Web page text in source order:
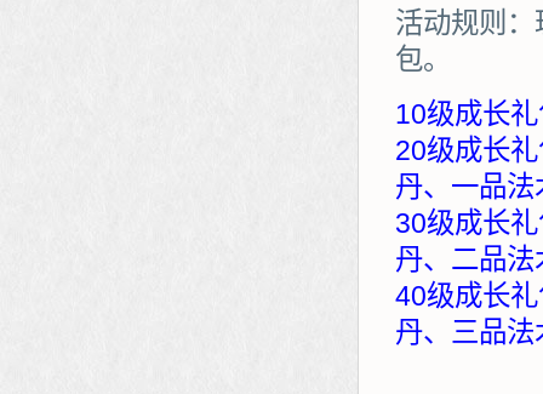
活动规则
包。
10级成长
20级成长
丹、一品法
30级成长
丹、二品法
40级成长
丹、三品法